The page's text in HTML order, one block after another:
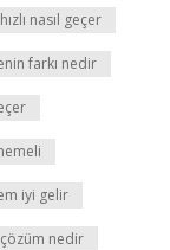
nasıl geçer
farkı nedir
iyi gelir
nedir